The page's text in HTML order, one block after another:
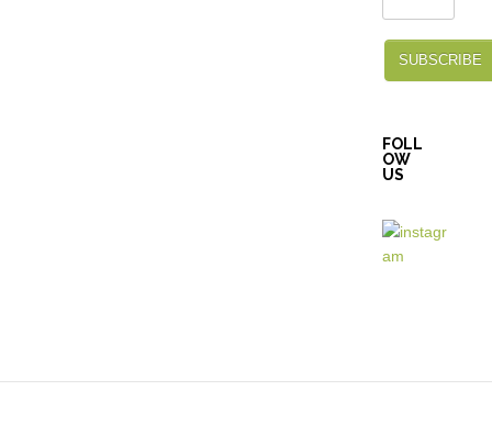
SUBSCRIBE
FOLL
OW
US